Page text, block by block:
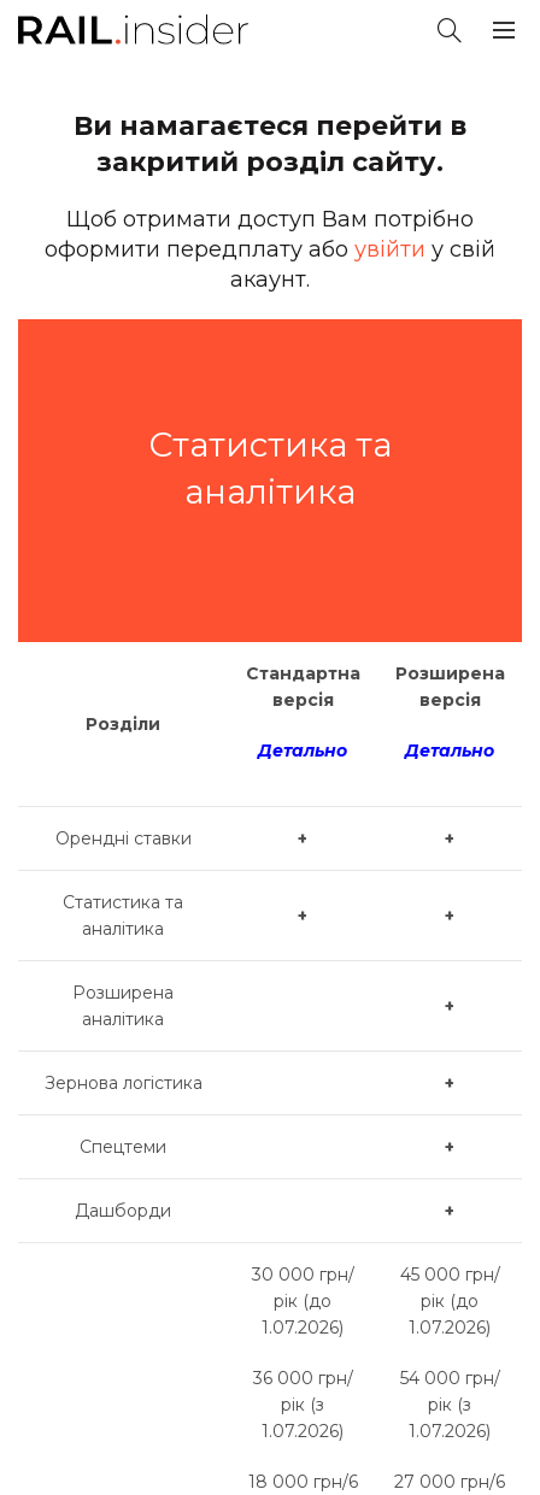
Ви намагаєтеся перейти в
закритий розділ сайту.
Щоб отримати доступ Вам потрібно
оформити передплату або увійти у свій
акаунт.
Статистика та
аналітика
Розділи
Стандартна
версія
Детально
Розширена
версія
Детально
Орендні ставки + +
Статистика та
аналітика
+ +
Розширена
аналітика
+
Зернова логістика +
Спецтеми +
Дашборди +
30 000 грн/
рік (до
1.07.2026)
36 000 грн/
рік (з
1.07.2026)
18 000 грн/6
45 000 грн/
рік (до
1.07.2026)
54 000 грн/
рік (з
1.07.2026)
27 000 грн/6